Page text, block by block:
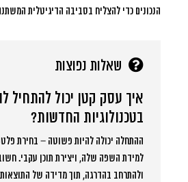
הנכונים כדי להצליח בסביבה הדיגיטלית
שאלות נפוצות
איך עסק קטן יכול להתחיל
בטכנולוגיות החדשות?
ההתחלה יכולה להיות פשוטה – בחירת
למידת השפה שלה, ויצירת תוכן עקבי.
ולהתרחב בהדרגה, תוך מדידה של